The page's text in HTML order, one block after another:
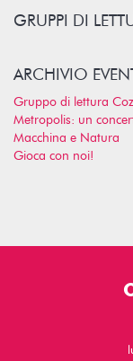
GRUPPI DI
ARCHIVIO
Gruppo di lettura
Metropolis: un
Macchina e Natura
Gioca con noi!